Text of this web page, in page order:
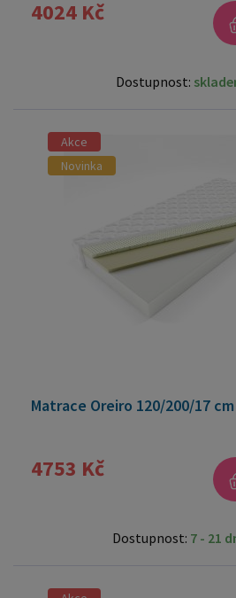
4024 Kč
Dostupnost:
Akce
Novinka
Matrace Oreiro 120/200/17 cm
4753 Kč
Dostupnost: 7 - 21